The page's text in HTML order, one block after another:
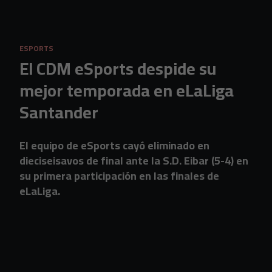
ESPORTS
El CDM eSports despide su
mejor temporada en eLaLiga
Santander
El equipo de eSports cayó eliminado en
dieciseisavos de final ante la S.D. Eibar (5-4) en
su primera participación en las finales de
eLaLiga.